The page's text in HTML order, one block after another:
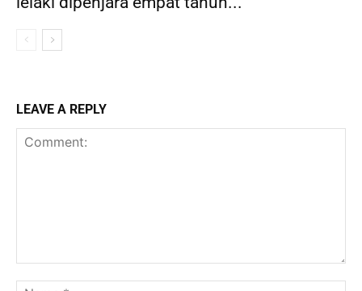
LEAVE A REPLY